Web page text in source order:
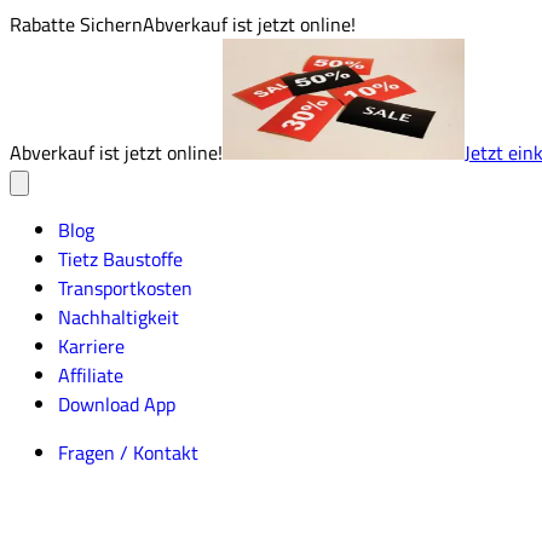
Rabatte SichernAbverkauf ist jetzt online!
Abverkauf ist jetzt online! Jetzt
Blog
Tietz Baustoffe
Transportkosten
Nachhaltigkeit
Karriere
Affiliate
Download App
Fragen / Kontakt